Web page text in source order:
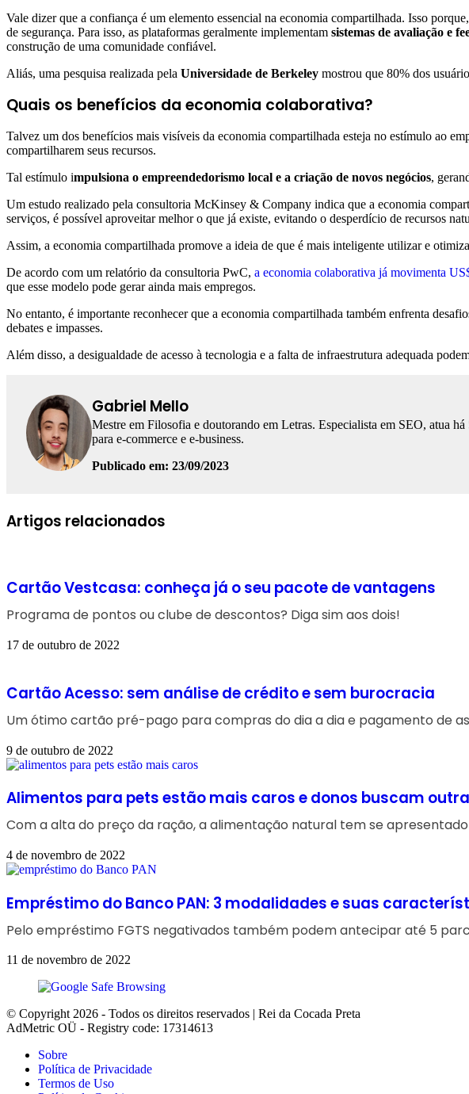
Vale dizer que a confiança é um elemento essencial na economia compartilhada. Isso
de segurança. Para isso, as plataformas geralmente implementam sistemas de avaliação e
construção de uma comunidade confiável.
Aliás, uma pesquisa realizada pela Universidade de Berkeley mostrou que 80% dos
Quais os benefícios da economia colaborativa?
Talvez um dos benefícios mais visíveis da economia compartilhada esteja no estímulo ao
compartilharem seus recursos.
Tal estímulo impulsiona o empreendedorismo local e a criação de novos negócios,
Um estudo realizado pela consultoria McKinsey & Company indica que a economia
serviços, é possível aproveitar melhor o que já existe, evitando o desperdício de recursos
Assim, a economia compartilhada promove a ideia de que é mais inteligente utilizar e
De acordo com um relatório da consultoria PwC, a economia colaborativa já movimenta
que esse modelo pode gerar ainda mais empregos.
No entanto, é importante reconhecer que a economia compartilhada também enfrenta
debates e impasses.
Além disso, a desigualdade de acesso à tecnologia e a falta de infraestrutura adequada
Gabriel Mello
Mestre em Filosofia e doutorando em Letras. Especialista em SEO, atua
para e-commerce e e-business.
Publicado em: 23/09/2023
Facebook
Linkedin
WhatsApp
Telegram
Artigos relacionados
Cartão Vestcasa: conheça já o seu pacote de vantagens
Programa de pontos ou clube de descontos? Diga sim aos dois!
17 de outubro de 2022
Cartão Acesso: sem análise de crédito e sem burocracia
Um ótimo cartão pré-pago para compras do dia a dia e pagamento de
9 de outubro de 2022
Alimentos para pets estão mais caros e donos buscam
Com a alta do preço da ração, a alimentação natural tem se
4 de novembro de 2022
Empréstimo do Banco PAN: 3 modalidades e suas
Pelo empréstimo FGTS negativados também podem antecipar até 5
11 de novembro de 2022
© Copyright 2026 - Todos os direitos reservados | Rei da Cocada Preta
AdMetric OÜ - Registry code: 17314613
Sobre
Política de Privacidade
Termos de Uso